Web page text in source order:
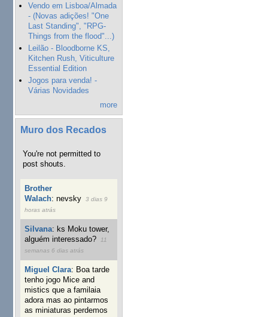
Vendo em Lisboa/Almada
- (Novas adições! "One
Last Standing", "RPG-
Things from the flood"...)
Leilão - Bloodborne KS,
Kitchen Rush, Viticulture
Essential Edition
Jogos para venda! -
Várias Novidades
more
Muro dos Recados
You're not permitted to
post shouts.
Brother
Walach:nevsky
3 dias 9
horas atrás
Silvana: ks Moku tower,
alguém interessado?
11
semanas 6 dias atrás
Miguel Clara: Boa tarde
tenho jogo Mice and
mistics que a familaia
adora mas ao pintarmos
as miniaturas perdemos